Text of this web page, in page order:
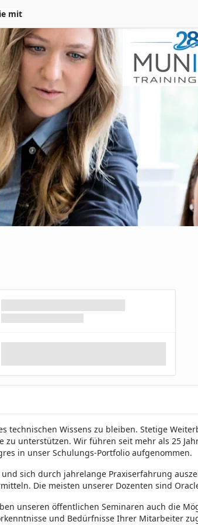
mit
technischen Wissens zu bleiben. Stetige
unterstützen. Wir führen seit mehr als 25
in unser Schulungs-Portfolio aufgenommen.
sich durch jahrelange Praxiserfahrung
Die meisten unserer Dozenten sind
unseren öffentlichen Seminaren auch die
und Bedürfnisse Ihrer Mitarbeiter